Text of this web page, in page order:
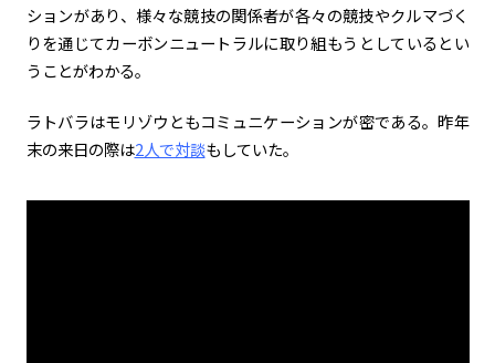
ションがあり、様々な競技の関係者が各々の競技やクルマづく
りを通じてカーボンニュートラルに取り組もうとしているとい
うことがわかる。
ラトバラはモリゾウともコミュニケーションが密である。昨年
末の来日の際は2人で対談もしていた。